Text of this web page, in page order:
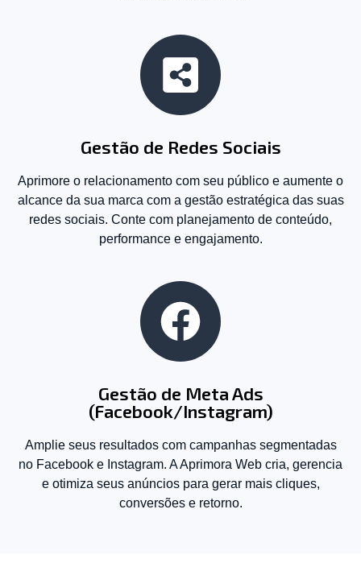
Gestão de Redes Sociais
Aprimore o relacionamento com seu público e aumente o
alcance da sua marca com a gestão estratégica das suas
redes sociais. Conte com planejamento de conteúdo,
performance e engajamento.
Gestão de Meta Ads
(Facebook/Instagram)
Amplie seus resultados com campanhas segmentadas
no Facebook e Instagram. A Aprimora Web cria, gerencia
e otimiza seus anúncios para gerar mais cliques,
conversões e retorno.